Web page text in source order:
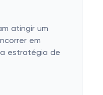
atingir um
em
estratégia de